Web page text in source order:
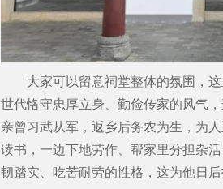
大家可以留意祠堂整体的氛围，
世代恪守忠厚立身、勤俭传家的风气
亲曾习武从军，返乡后务农为生，为
读书，一边下地劳作、帮家里分担杂
韧踏实、吃苦耐劳的性格，这为他日